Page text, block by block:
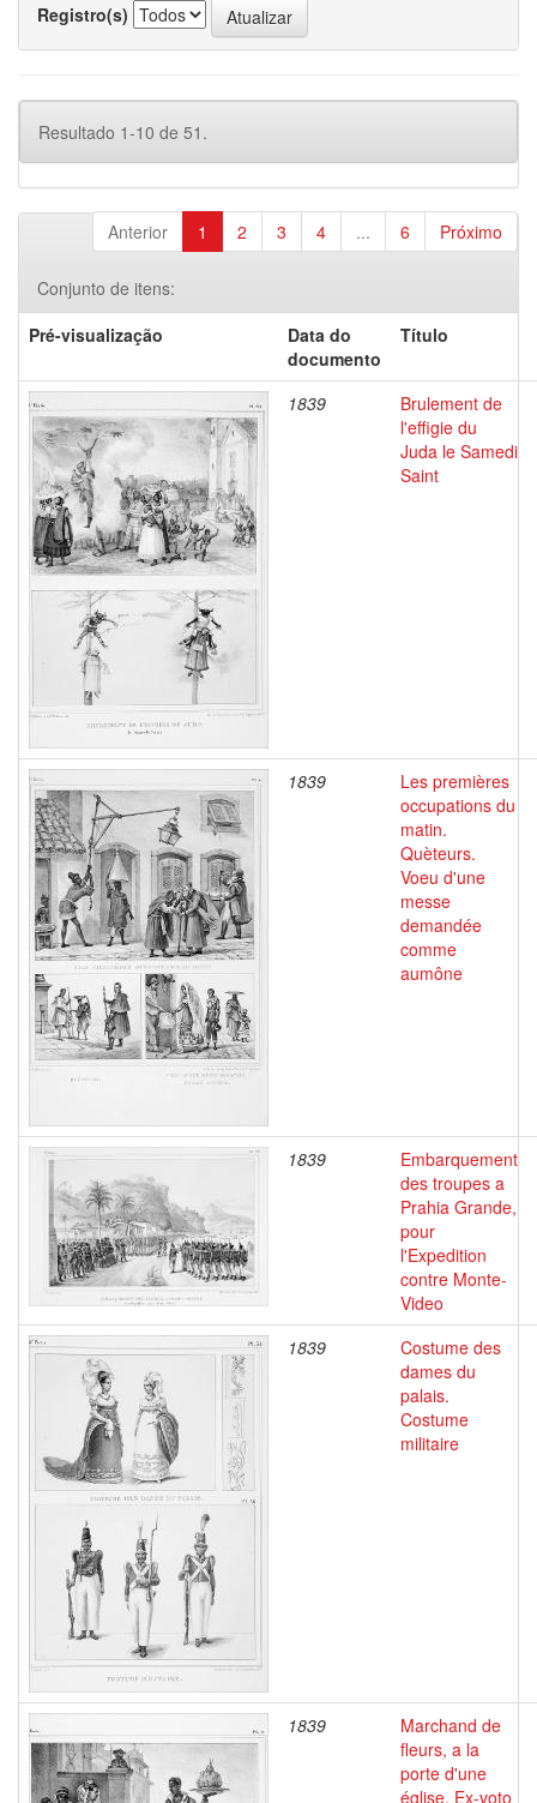
Registro(s)
Resultado 1-10 de 51.
Anterior 1 2 3 4 ... 6 Próximo
Conjunto de itens:
Pré-visualização
Data do
documento
Título
1839
Brulement de
l'effigie du
Juda le Samedi
Saint
1839
Les premières
occupations du
matin.
Quèteurs.
Voeu d'une
messe
demandée
comme
aumône
1839
Embarquement
des troupes a
Prahia Grande,
pour
l'Expedition
contre Monte-
Video
1839
Costume des
dames du
palais.
Costume
militaire
1839
Marchand de
fleurs, a la
porte d'une
église. Ex-voto